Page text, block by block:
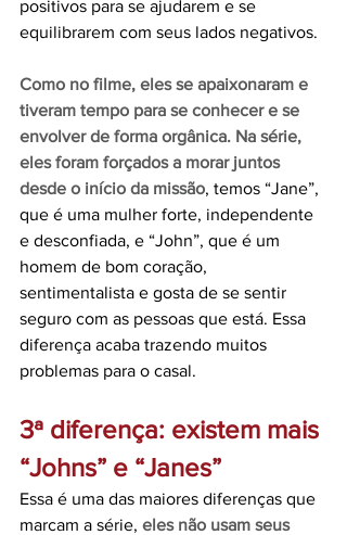
positivos para se ajudarem e se
equilibrarem com seus lados negativos.
Como no filme, eles se apaixonaram e
tiveram tempo para se conhecer e se
envolver de forma orgânica. Na série,
eles foram forçados a morar juntos
desde o início da missão, temos “Jane”,
que é uma mulher forte, independente
e desconfiada, e “John”, que é um
homem de bom coração,
sentimentalista e gosta de se sentir
seguro com as pessoas que está. Essa
diferença acaba trazendo muitos
problemas para o casal.
3ª diferença: existem mais
“Johns” e “Janes”
Essa é uma das maiores diferenças que
marcam a série, eles não usam seus